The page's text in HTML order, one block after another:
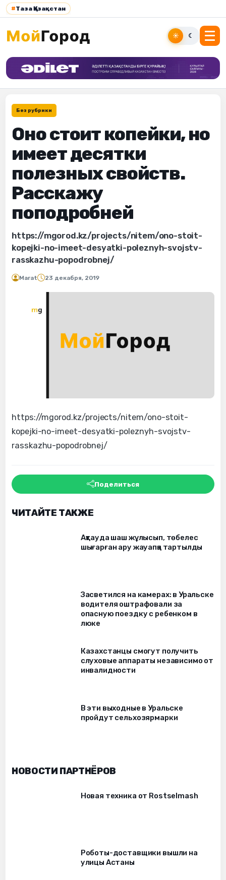
#Таза Қазақстан
☀ ☾
Без рубрики
Оно стоит копейки, но
имеет десятки
полезных свойств.
Расскажу
поподробней
https://mgorod.kz/projects/nitem/ono-stoit-
kopejki-no-imeet-desyatki-poleznyh-svojstv-
rasskazhu-popodrobnej/
Marat 23 декабря, 2019
https://mgorod.kz/projects/nitem/ono-stoit-
kopejki-no-imeet-desyatki-poleznyh-svojstv-
rasskazhu-popodrobnej/
Поделиться
ЧИТАЙТЕ ТАКЖЕ
Ақтауда шаш жұлысып, төбелес
шығарған ару жауапқа тартылды
Засветился на камерах: в Уральске
водителя оштрафовали за
опасную поездку с ребенком в
люке
Казахстанцы смогут получить
слуховые аппараты независимо от
инвалидности
В эти выходные в Уральске
пройдут сельхозярмарки
НОВОСТИ ПАРТНЁРОВ
Новая техника от Rostselmash
Роботы-доставщики вышли на
улицы Астаны